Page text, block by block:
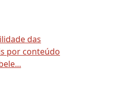
das
por conteúdo